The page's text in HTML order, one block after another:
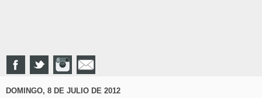
DOMINGO, 8 DE JULIO DE 2012